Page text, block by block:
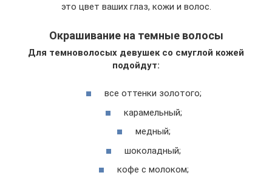
это цвет ваших глаз, кожи и волос.
Окрашивание на темные волосы
Для темноволосых девушек со смуглой кожей
подойдут:
все оттенки золотого;
карамельный;
медный;
шоколадный;
кофе с молоком;